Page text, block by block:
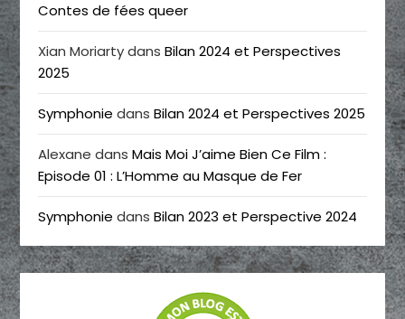
Contes de fées queer
Xian MoriartydansBilan 2024 et Perspectives
2025
Symphonie dansBilan 2024 et Perspectives 2025
Alexane dansMais Moi J’aime Bien Ce Film :
Episode 01 : L’Homme au Masque de Fer
Symphonie dansBilan 2023 et Perspective 2024